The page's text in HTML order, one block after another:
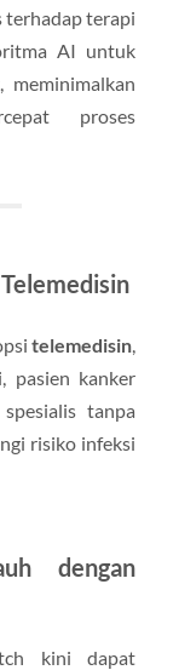
terhadap terapi
AI untuk
proses
telemedisin,
pasien kanker
tanpa
risiko infeksi
dengan
kini dapat